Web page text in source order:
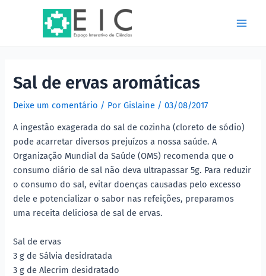
Sal de ervas aromáticas
Deixe um comentário / PorGislaine /03/08/2017
A ingestão exagerada do sal de cozinha (cloreto de sódio)
pode acarretar diversos prejuízos a nossa saúde. A
Organização Mundial da Saúde (OMS) recomenda que o
consumo diário de sal não deva ultrapassar 5g. Para reduzir
o consumo do sal, evitar doenças causadas pelo excesso
dele e potencializar o sabor nas refeições, preparamos
uma receita deliciosa de sal de ervas.
Sal de ervas
3 g de Sálvia desidratada
3 g de Alecrim desidratado
navigation